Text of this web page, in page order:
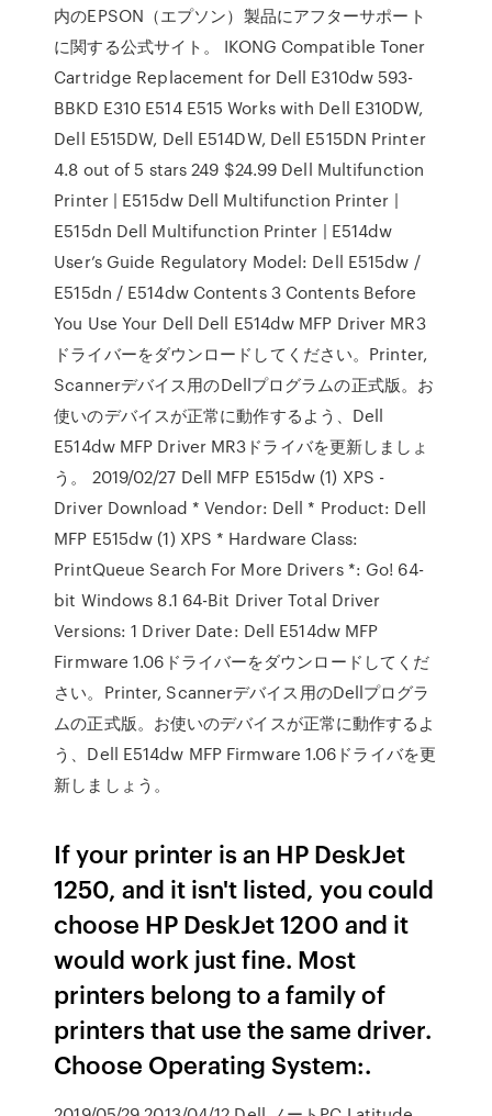
内のEPSON（エプソン）製品にアフターサポート
に関する公式サイト。 IKONG Compatible Toner
Cartridge Replacement for Dell E310dw 593-
BBKD E310 E514 E515 Works with Dell E310DW,
Dell E515DW, Dell E514DW, Dell E515DN Printer
4.8 out of 5 stars 249 $24.99 Dell Multifunction
Printer | E515dw Dell Multifunction Printer |
E515dn Dell Multifunction Printer | E514dw
User’s Guide Regulatory Model: Dell E515dw /
E515dn / E514dw Contents 3 Contents Before
You Use Your Dell Dell E514dw MFP Driver MR3
ドライバーをダウンロードしてください。Printer,
Scannerデバイス用のDellプログラムの正式版。お
使いのデバイスが正常に動作するよう、Dell
E514dw MFP Driver MR3ドライバを更新しましょ
う。 2019/02/27 Dell MFP E515dw (1) XPS -
Driver Download * Vendor: Dell * Product: Dell
MFP E515dw (1) XPS * Hardware Class:
PrintQueue Search For More Drivers *: Go! 64-
bit Windows 8.1 64-Bit Driver Total Driver
Versions: 1 Driver Date: Dell E514dw MFP
Firmware 1.06ドライバーをダウンロードしてくだ
さい。Printer, Scannerデバイス用のDellプログラ
ムの正式版。お使いのデバイスが正常に動作するよ
う、Dell E514dw MFP Firmware 1.06ドライバを更
新しましょう。
If your printer is an HP DeskJet
1250, and it isn't listed, you could
choose HP DeskJet 1200 and it
would work just fine. Most
printers belong to a family of
printers that use the same driver.
Choose Operating System:.